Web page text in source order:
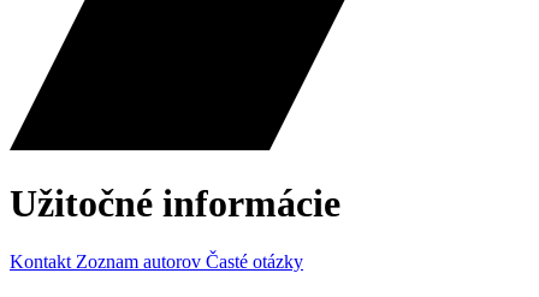
Užitočné informácie
Kontakt Zoznam autorov Časté otázky